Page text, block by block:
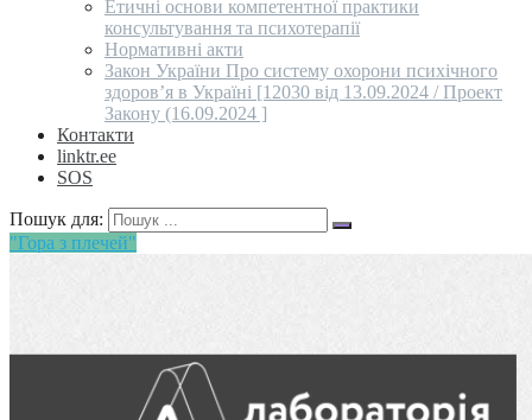
Етичні основи компетентної практики
консультування та психотерапії
Нормативні акти
Закон України Про систему охорони психічного
здоров’я в Україні [12030 від 13.09.2024 / Проект
Закону (16.09.2024 ]
Контакти
linktr.ee
SOS
Пошук для:
"Гора з плечей"